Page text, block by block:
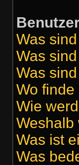
Was
Was
Was
Wo
Wie
Weshalb
Was ist
Was